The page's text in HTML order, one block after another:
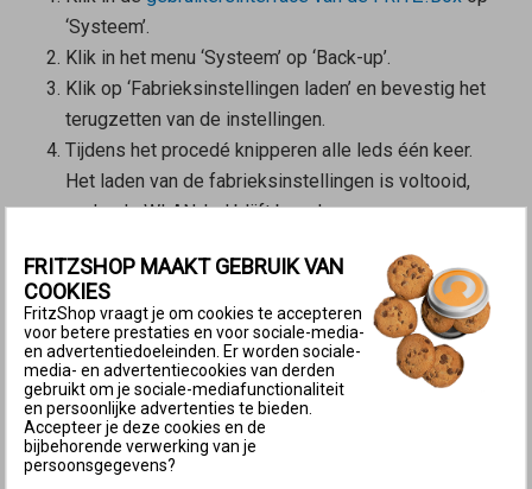
‘Systeem’.
Klik in het menu ‘Systeem’ op ‘Back-up’.
Klik op ‘Fabrieksinstellingen laden’ en bevestig het
terugzetten van de instellingen.
Tijdens het procedé knipperen alle leds één keer.
Het laden van de fabrieksinstellingen is voltooid,
zodra de WLAN-led blijft branden.
2 Mesh Repeater via LAN met Mesh
Master verbinden
Verbind een LAN-poort van de FRITZ!Box die je als
Mesh Repeaterwilt instellen via een netwerkkabel
met een LAN-poort van deMesh Master
Belangrijk:Gebruik niet de WAN-poort van de
FRITZ!Box. De WAN-poort is ingesteld om een
externe modem aan te sluiten en kan pas na
FRITZSHOP MAAKT GEBRUIK VAN
COOKIES
FritzShop vraagt je om cookies te accepteren
voor betere prestaties en voor sociale-media-
en advertentiedoeleinden. Er worden sociale-
media- en advertentiecookies van derden
gebruikt om je sociale-mediafunctionaliteit
en persoonlijke advertenties te bieden.
Accepteer je deze cookies en de
bijbehorende verwerking van je
persoonsgegevens?